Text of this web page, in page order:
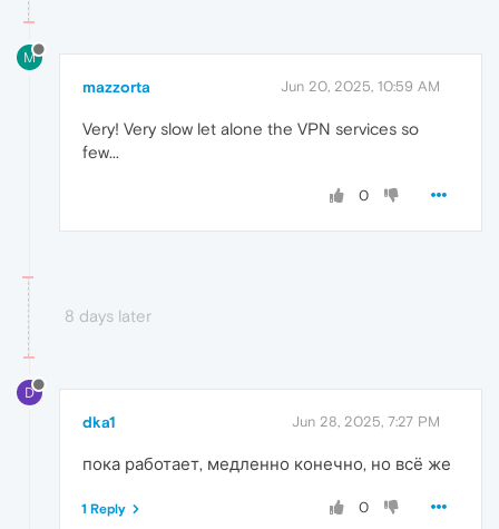
M
mazzorta Jun 20, 2025, 10:59 AM
Very! Very slow let alone the VPN services so
few...
0
8 days later
D
dka1 Jun 28, 2025, 7:27 PM
пока работает, медленно конечно, но всё же
0
1 Reply